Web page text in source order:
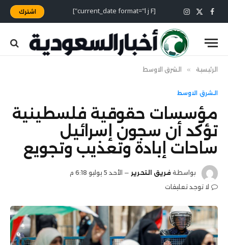
فيسبوك
X
(Twitter)
الانستغرام [current_date format="l j F"] اشترك
الرئيسية » الشرق الاوسط
الشرق الاوسط
مؤسسات حقوقية فلسطينية
تؤكد أن سجون إسرائيل
ساحات إبادة وتعذيب وتجويع
بواسطة فريق التحرير
الأحد 5 يوليو 6:18 م
لا توجد تعليقات